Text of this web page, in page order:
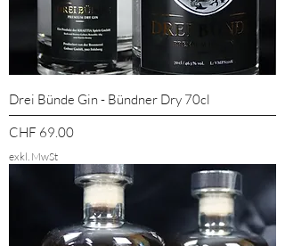
Drei Bünde Gin - Bündner Dry 70cl
Preis
CHF 69.00
exkl. MwSt